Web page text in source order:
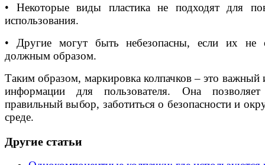
• Некоторые виды пластика не подходят для
использования.
• Другие могут быть небезопасны, если их не
должным образом.
Таким образом, маркировка колпачков – это важный
информации для пользователя. Она позволяет
правильный выбор, заботиться о безопасности и
среде.
Другие статьи